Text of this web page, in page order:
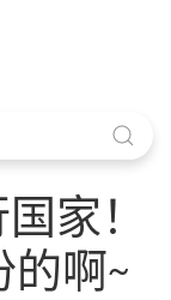
家！
啊~